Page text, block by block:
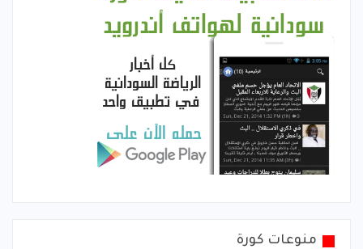
منوعات كورة